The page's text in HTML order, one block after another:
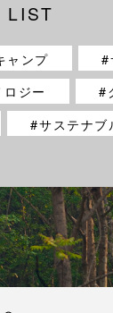
LIST
ャンプ
ジー
サステナブ